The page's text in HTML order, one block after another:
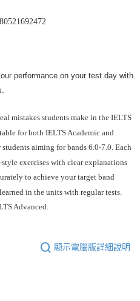
performance on your test day with
mistakes students make in the IELTS
for both IELTS Academic and
aiming for bands 6.0-7.0. Each
exercises with clear explanations
to achieve your target band
in the units with regular tests.
Advanced.
顯示電腦版詳細說明